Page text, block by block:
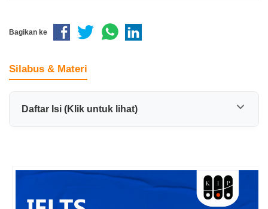
Bagikan ke
Silabus & Materi
Daftar Isi (Klik untuk lihat)